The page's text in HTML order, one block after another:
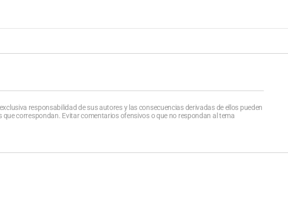
responsabilidad de sus autores y las consecuencias derivadas de ellos pueden
que correspondan. Evitar comentarios ofensivos o que no respondan al tema